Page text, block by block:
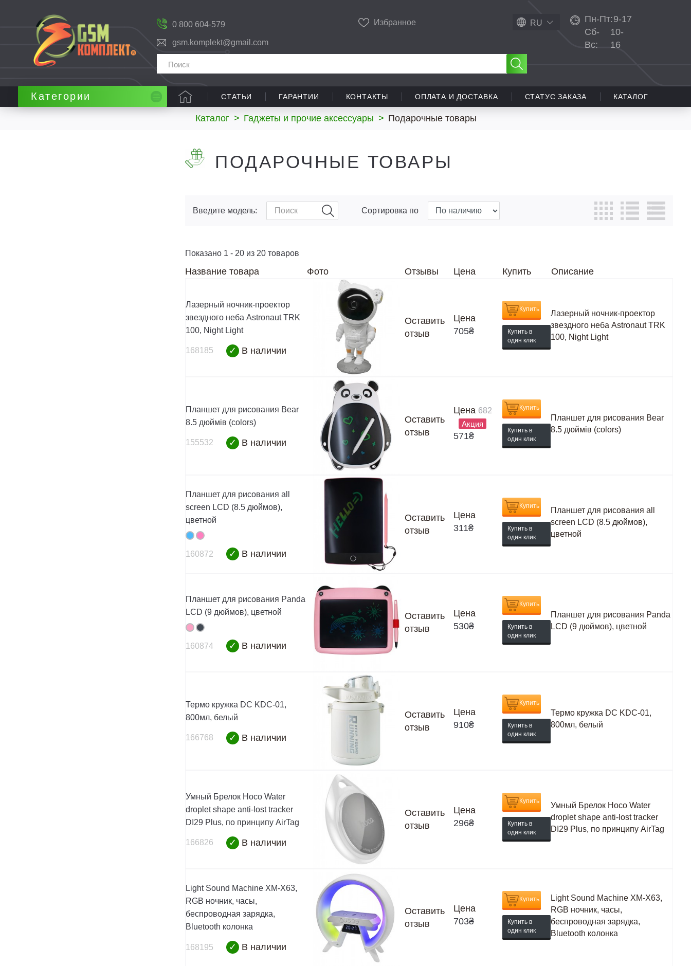
0 800 604-579
gsm.komplekt@gmail.com
Избранное RU Пн-Пт:9-17
Сб-
Вс:
10-
16
СТАТЬИ ГАРАНТИИ КОНТАКТЫ ОПЛАТА И ДОСТАВКА СТАТУС ЗАКАЗА КАТАЛОГ
Каталог > Гаджеты и прочие аксессуары > Подарочные товары
Категории
ПОДАРОЧНЫЕ ТОВАРЫ
Введите модель: Сортировка по
Показано 1 - 20 из 20 товаров
Название товара Фото Отзывы Цена Купить Описание
Лазерный ночник-проектор
звездного неба Astronaut TRK
100, Night Light
168185 ✓ В наличии
Оставить
отзыв
Цена
705₴
Купить
Купить в
один клик
Лазерный ночник-проектор
звездного неба Astronaut TRK
100, Night Light
Планшет для рисования Bear
8.5 дюймів (colors)
155532 ✓ В наличии
Оставить
отзыв
Цена 682
Акция
571₴
Купить
Купить в
один клик
Планшет для рисования Bear
8.5 дюймів (colors)
Планшет для рисования all
screen LCD (8.5 дюймов),
цветной
160872 ✓ В наличии
Оставить
отзыв
Цена
311₴
Купить
Купить в
один клик
Планшет для рисования all
screen LCD (8.5 дюймов),
цветной
Планшет для рисования Panda
LCD (9 дюймов), цветной
160874 ✓ В наличии
Оставить
отзыв
Цена
530₴
Купить
Купить в
один клик
Планшет для рисования Panda
LCD (9 дюймов), цветной
Термо кружка DC KDC-01,
800мл, белый
166768 ✓ В наличии
Оставить
отзыв
Цена
910₴
Купить
Купить в
один клик
Термо кружка DC KDC-01,
800мл, белый
Умный Брелок Hoco Water
droplet shape anti-lost tracker
DI29 Plus, по принципу AirTag
166826 ✓ В наличии
Оставить
отзыв
Цена
296₴
Купить
Купить в
один клик
Умный Брелок Hoco Water
droplet shape anti-lost tracker
DI29 Plus, по принципу AirTag
Light Sound Machine XM-X63,
RGB ночник, часы,
беспроводная зарядка,
Bluetooth колонка
168195 ✓ В наличии
Оставить
отзыв
Цена
703₴
Купить
Купить в
один клик
Light Sound Machine XM-X63,
RGB ночник, часы,
беспроводная зарядка,
Bluetooth колонка